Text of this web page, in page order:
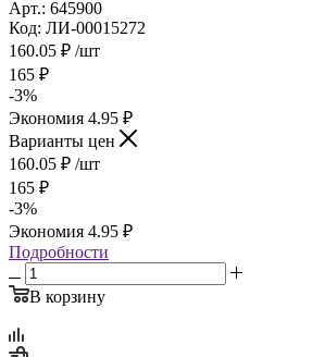
Арт.: 645900
Код: ЛИ-00015272
160.05 ₽ /шт
165 ₽
-3%
Экономия 4.95 ₽
Варианты цен
160.05 ₽ /шт
165 ₽
-3%
Экономия 4.95 ₽
Подробности
В корзину